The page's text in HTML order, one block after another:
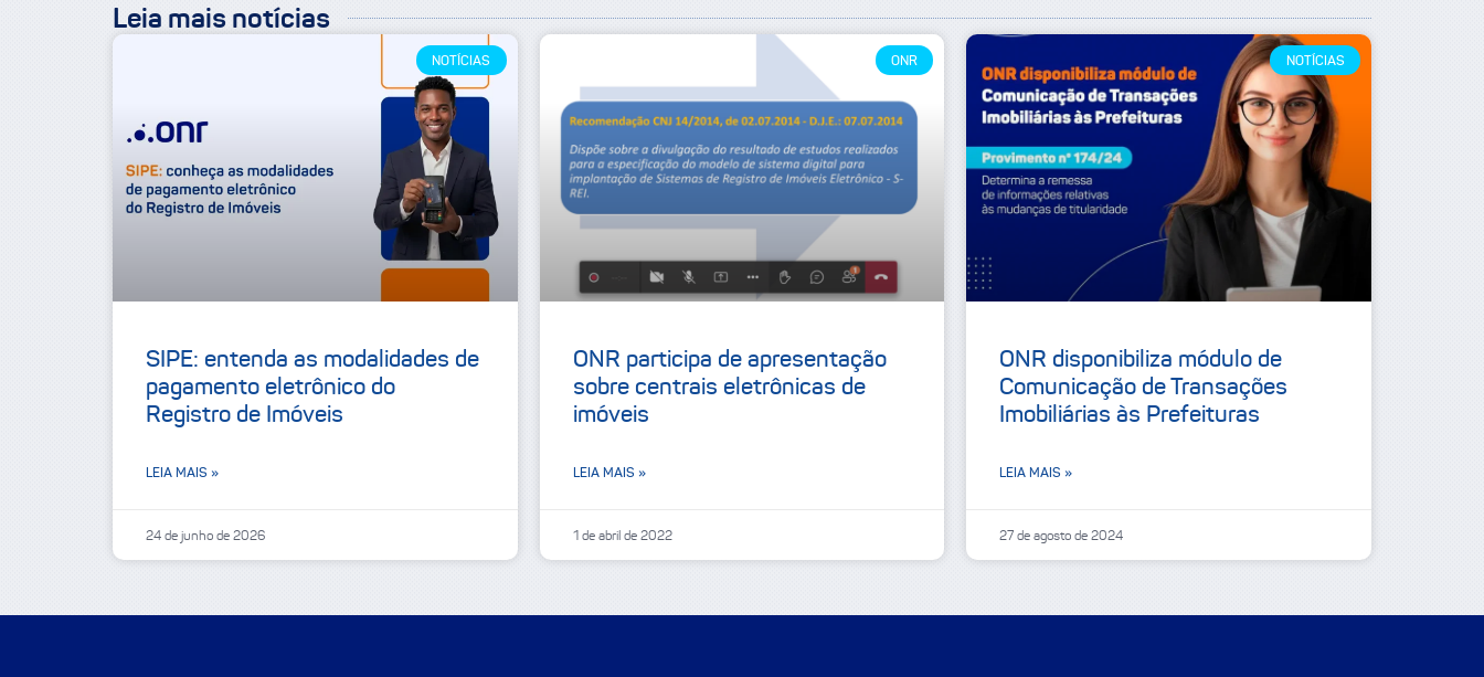
Leia mais notícias
NOTÍCIAS
SIPE: entenda as modalidades de
pagamento eletrônico do
Registro de Imóveis
LEIA MAIS »
24 de junho de 2026
ONR
ONR participa de apresentação
sobre centrais eletrônicas de
imóveis
LEIA MAIS »
1 de abril de 2022
NOTÍCIAS
ONR disponibiliza módulo de
Comunicação de Transações
Imobiliárias às Prefeituras
LEIA MAIS »
27 de agosto de 2024